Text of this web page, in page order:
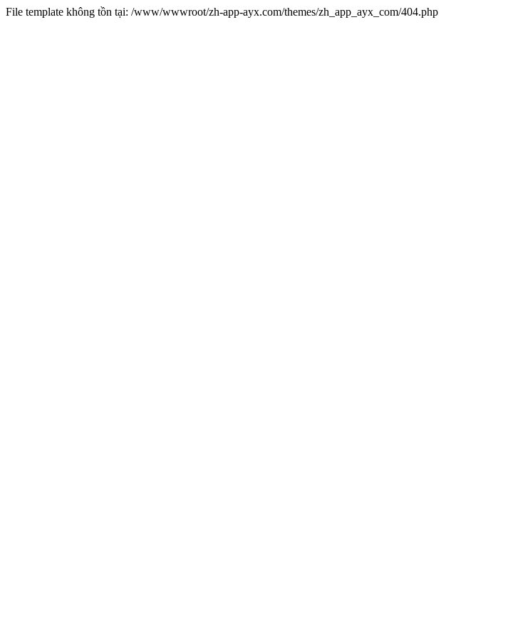
File template không tồn tại: /www/wwwroot/zh-app-ayx.com/themes/zh_app_ayx_com/404.php